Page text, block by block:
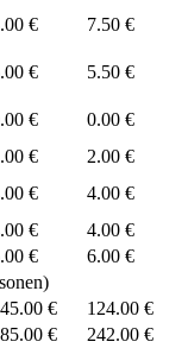
€
7.50 €
€
5.50 €
€
0.00 €
€
2.00 €
€
4.00 €
€
4.00 €
€
6.00 €
€
124.00 €
€
242.00 €